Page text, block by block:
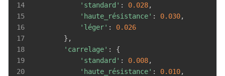
14
'standard' : 0.028,
15
'haute_résistance' : 0.030,
16
'léger' :
0.026
17
} ,
18
'carrelage' :
{
19
'standard' : 0.008,
20
'haute_résistance' : 0.010,